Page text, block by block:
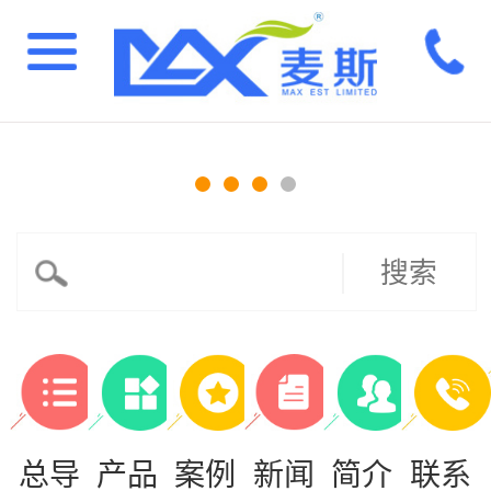
搜索
总导 产品 案例 新闻 简介 联系